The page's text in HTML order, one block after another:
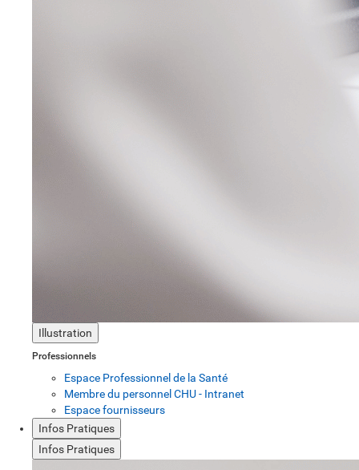
Illustration
Professionnels
Espace Professionnel de la Santé
Membre du personnel CHU - Intranet
Espace fournisseurs
Infos Pratiques
Infos Pratiques